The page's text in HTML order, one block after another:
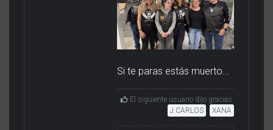
Si te paras estás muerto...
El siguiente usuario dijo gracias:
J.CARLOS , XANA